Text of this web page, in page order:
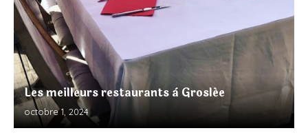
Les meilleurs restaurants à Groslée
octobre 1, 2024